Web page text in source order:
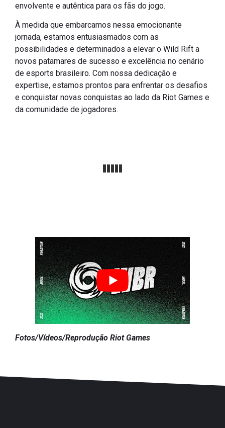
envolvente e autêntica para os fãs do jogo.
À medida que embarcamos nessa emocionante
jornada, estamos entusiasmados com as
possibilidades e determinados a elevar o Wild Rift a
novos patamares de sucesso e excelência no cenário
de esports brasileiro. Com nossa dedicação e
expertise, estamos prontos para enfrentar os desafios
e conquistar novas conquistas ao lado da Riot Games e
da comunidade de jogadores.
Fotos/Vídeos/Reprodução Riot Games